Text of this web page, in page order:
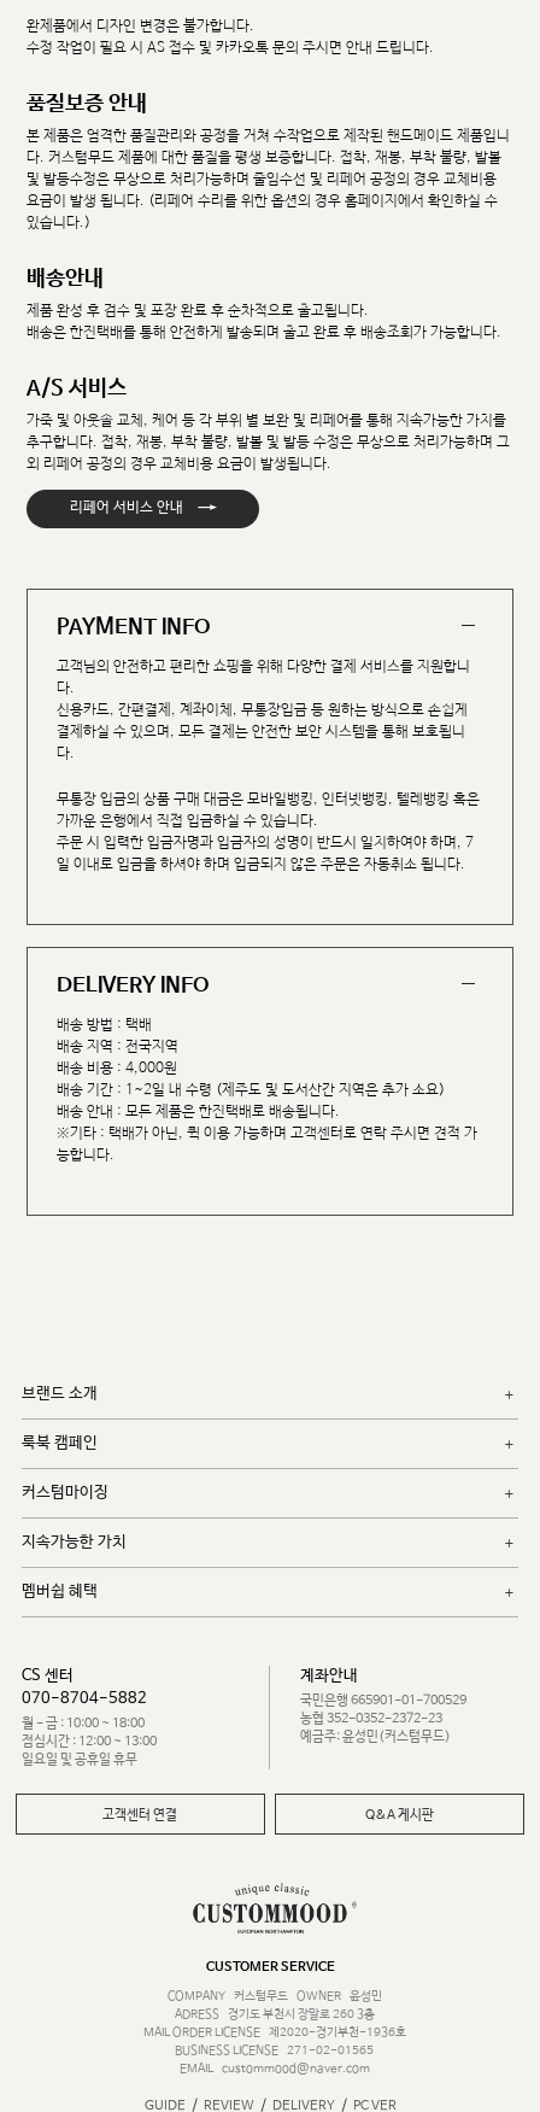
완제품에서 디자인 변경은 불가합니다.
수정 작업이 필요 시 AS 접수 및 카카오톡 문의 주시면 안내 드립니다.
품질보증 안내
본 제품은 엄격한 품질관리와 공정을 거쳐 수작업으로 제작된 핸드메이드 제품입니
다. 커스텀무드 제품에 대한 품질을 평생 보증합니다. 접착, 재봉, 부착 불량, 발볼
및 발등수정은 무상으로 처리가능하며 줄임수선 및 리페어 공정의 경우 교체비용
요금이 발생 됩니다. (리페어 수리를 위한 옵션의 경우 홈페이지에서 확인하실 수
있습니다.)
배송안내
제품 완성 후 검수 및 포장 완료 후 순차적으로 출고됩니다.
배송은 한진택배를 통해 안전하게 발송되며 출고 완료 후 배송조회가 가능합니다.
A/S 서비스
가죽 및 아웃솔 교체, 케어 등 각 부위 별 보완 및 리페어를 통해 지속가능한 가치를
추구합니다. 접착, 재봉, 부착 불량, 발볼 및 발등 수정은 무상으로 처리가능하며 그
외 리페어 공정의 경우 교체비용 요금이 발생됩니다.
리페어 서비스 안내 →
PAYMENT INFO
고객님의 안전하고 편리한 쇼핑을 위해 다양한 결제 서비스를 지원합니
다.
신용카드, 간편결제, 계좌이체, 무통장입금 등 원하는 방식으로 손쉽게
결제하실 수 있으며, 모든 결제는 안전한 보안 시스템을 통해 보호됩니
다.
무통장 입금의 상품 구매 대금은 모바일뱅킹, 인터넷뱅킹, 텔레뱅킹 혹은
가까운 은행에서 직접 입금하실 수 있습니다.
주문 시 입력한 입금자명과 입금자의 성명이 반드시 일치하여야 하며, 7
일 이내로 입금을 하셔야 하며 입금되지 않은 주문은 자동취소 됩니다.
DELIVERY INFO
배송 방법 : 택배
배송 지역 : 전국지역
배송 비용 : 4,000원
배송 기간 : 1~2일 내 수령 (제주도 및 도서산간 지역은 추가 소요)
배송 안내 : 모든 제품은 한진택배로 배송됩니다.
※기타 : 택배가 아닌, 퀵 이용 가능하며 고객센터로 연락 주시면 견적 가
능합니다.
브랜드 소개
룩북 캠페인
커스텀마이징
지속가능한 가치
멤버쉽 혜택
CS 센터
070-8704-5882
월 - 금 : 10:00 ~ 18:00
점심시간 : 12:00 ~ 13:00
일요일 및 공휴일 휴무
계좌안내
국민은행 665901-01-700529
농협 352-0352-2372-23
예금주: 윤성민(커스텀무드)
고객센터 연결 Q&A 게시판
CUSTOMER SERVICE
COMPANY
커스텀무드 OWNER
윤성민
ADRESS
경기도 부천시 장말로 260 3층
MAIL ORDER LICENSE
제2020-경기부천-1936호
BUSINESS LICENSE 271-02-01565
EMAIL
custommood@naver.com
GUIDE / REVIEW / DELIVERY / PC VER